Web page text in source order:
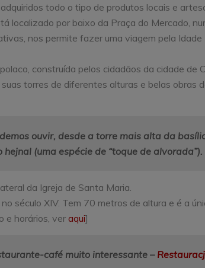
todo o tipo de produtos locais e
localizado por baixo da Praça do Mercado,
nos permite fazer uma viagem pela
construída pelos cidadãos da cidade de
torres de diferentes alturas e belas obras
ouvir, desde a torre mais alta da
(uma espécie de “toque de alvorada”).
da Igreja de Santa Maria.
século XIV. Tem 70 metros de altura e é a
e horários, ver aqui]
café muito interessante –